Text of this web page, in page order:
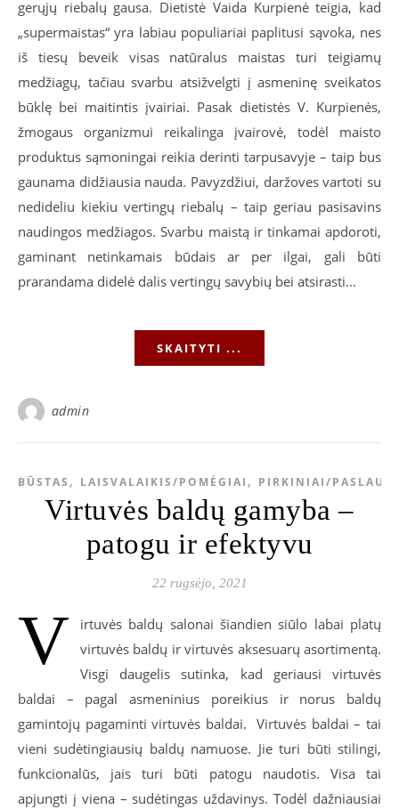
gerųjų riebalų gausa. Dietistė Vaida Kurpienė teigia, kad
„supermaistas“ yra labiau populiariai paplitusi sąvoka, nes
iš tiesų beveik visas natūralus maistas turi teigiamų
medžiagų, tačiau svarbu atsižvelgti į asmeninę sveikatos
būklę bei maitintis įvairiai. Pasak dietistės V. Kurpienės,
žmogaus organizmui reikalinga įvairovė, todėl maisto
produktus sąmoningai reikia derinti tarpusavyje – taip bus
gaunama didžiausia nauda. Pavyzdžiui, daržoves vartoti su
nedideliu kiekiu vertingų riebalų – taip geriau pasisavins
naudingos medžiagos. Svarbu maistą ir tinkamai apdoroti,
gaminant netinkamais būdais ar per ilgai, gali būti
prarandama didelė dalis vertingų savybių bei atsirasti…
SKAITYTI ...
admin
BŪSTAS , LAISVALAIKIS/POMĖGIAI , PIRKINIAI/
Virtuvės baldų gamyba –
patogu ir efektyvu
22 rugsėjo, 2021
V
irtuvės baldų salonai šiandien siūlo labai platų
virtuvės baldų ir virtuvės aksesuarų asortimentą.
Visgi daugelis sutinka, kad geriausi virtuvės
baldai – pagal asmeninius poreikius ir norus baldų
gamintojų pagaminti virtuvės baldai. Virtuvės baldai – tai
vieni sudėtingiausių baldų namuose. Jie turi būti stilingi,
funkcionalūs, jais turi būti patogu naudotis. Visa tai
apjungti į viena – sudėtingas uždavinys. Todėl dažniausiai